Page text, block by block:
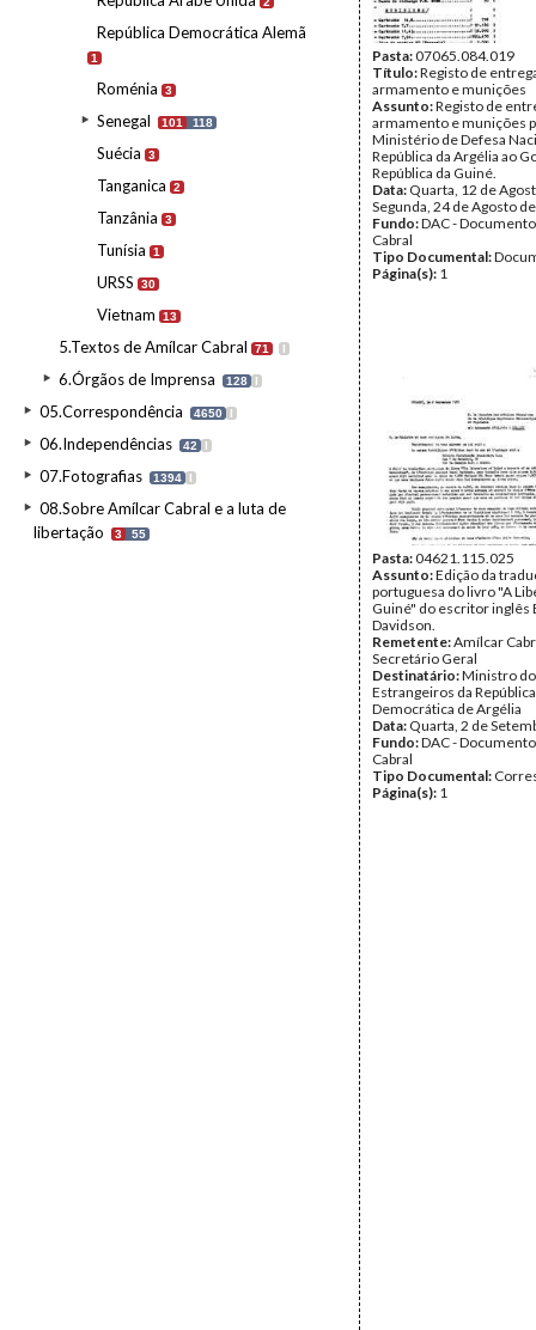
República Democrática Alemã
1
Roménia 3
Senegal 101 118
Suécia 3
Tanganica 2
Tanzânia 3
Tunísia 1
URSS 30
Vietnam 13
5.Textos de Amílcar Cabral 71 I
6.Órgãos de Imprensa 128 I
05.Correspondência 4650 I
06.Independências 42 I
07.Fotografias 1394 I
08.Sobre Amílcar Cabral e a luta de
libertação
3 55
Pasta:07065.084.019
Título:Registo de
armamento e munições
Assunto:Registo de
armamento e munições
Ministério de Defesa
República da Argélia ao
República da Guiné.
Data: Quarta, 12 de
Segunda, 24 de Agosto
Fundo:DAC -
Cabral
Tipo Documental:
Página(s): 1
Pasta:04621.115.025
Assunto:Edição da
portuguesa do livro "A
Guiné" do escritor inglês
Davidson.
Remetente:Amílcar
Secretário Geral
Destinatário:Ministro
Estrangeiros da República
Democrática de Argélia
Data: Quarta, 2 de
Fundo:DAC -
Cabral
Tipo Documental:
Página(s): 1